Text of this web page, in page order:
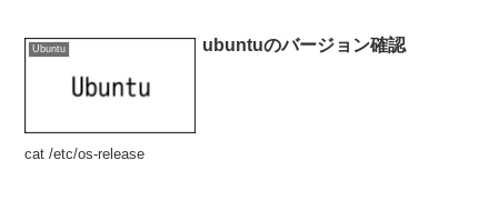
Ubuntu ubuntuのバージョン確認
cat /etc/os-release